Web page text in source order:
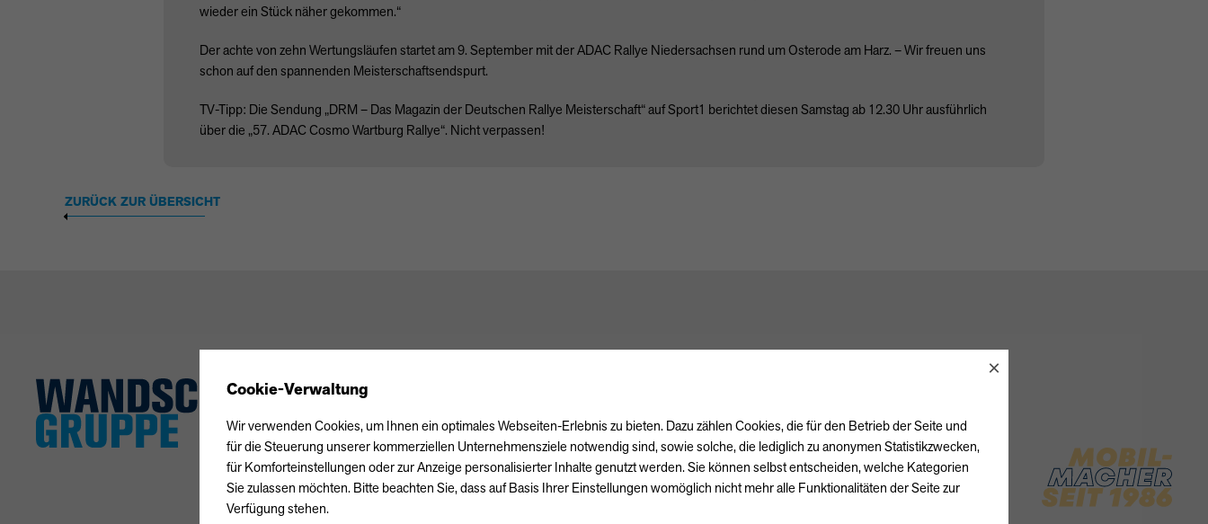
wieder ein Stück näher gekommen.“
Der achte von zehn Wertungsläufen startet am 9. September mit derADAC Rallye Niedersachsen rund um Osterode am Harz. – Wir freuen uns
schon auf den spannenden Meisterschaftsendspurt.
TV-Tipp: Die Sendung „DRM – Das Magazin der Deutschen Rallye Meisterschaft“ auf Sport1 berichtet diesen Samstag ab 12.30 Uhr ausführlich
über die „57. ADACCosmo Wartburg Rallye“. Nicht verpassen!
ZURÜCK ZUR ÜBERSICHT
Cookie-Verwaltung
×
Wir verwenden Cookies, um Ihnen ein optimales Webseiten-Erlebnis zu bieten. Dazu zählen Cookies, die für den Betrieb der Seite und
für die Steuerung unserer kommerziellen Unternehmensziele notwendig sind, sowie solche, die lediglich zu anonymen Statistikzwecken,
für Komforteinstellungen oder zur Anzeige personalisierter Inhalte genutzt werden. Sie können selbst entscheiden, welche Kategorien
Sie zulassen möchten. Bitte beachten Sie, dass auf Basis Ihrer Einstellungen womöglich nicht mehr alle Funktionalitäten der Seite zur
Verfügung stehen.